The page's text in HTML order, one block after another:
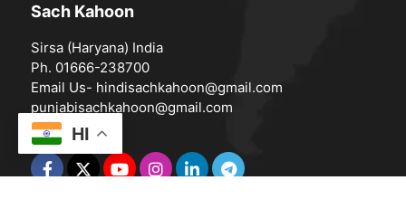
Sach Kahoon
Sirsa (Haryana) India
Ph. 01666-238700
Email Us- hindisachkahoon@gmail.com
punjabisachkahoon@gmail.com
HI